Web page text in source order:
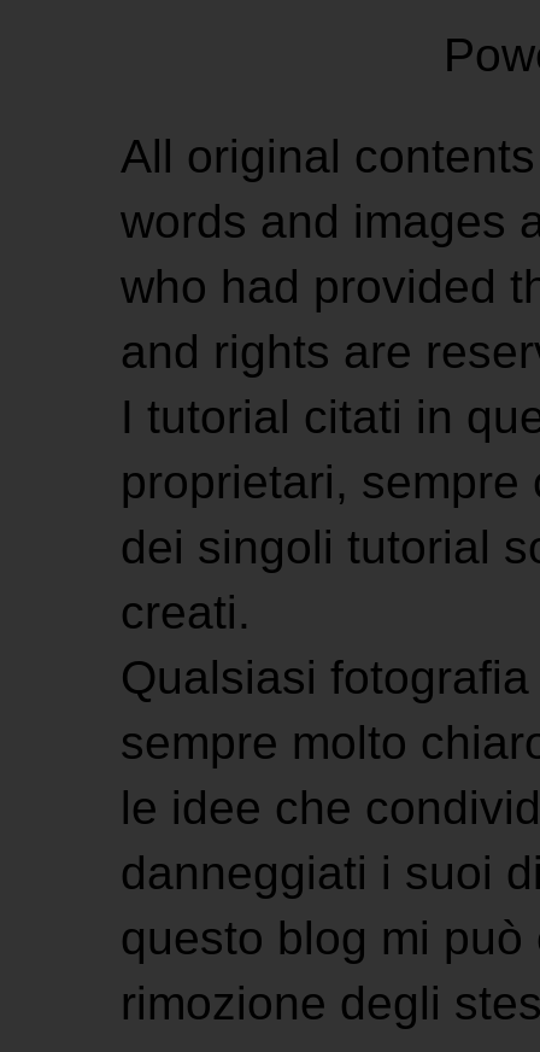
All original
words and images
who had provided
and rights are
I tutorial citati in
proprietari,
dei singoli tutorial
creati.
Qualsiasi
sempre molto
le idee che
danneggiati i suoi
questo blog mi
rimozione degli